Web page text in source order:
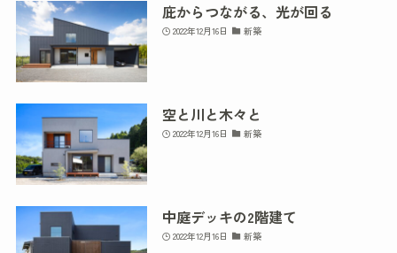
庇からつながる、光が回る
2022年12月16日 新築
空と川と木々と
2022年12月16日 新築
中庭デッキの2階建て
2022年12月16日 新築